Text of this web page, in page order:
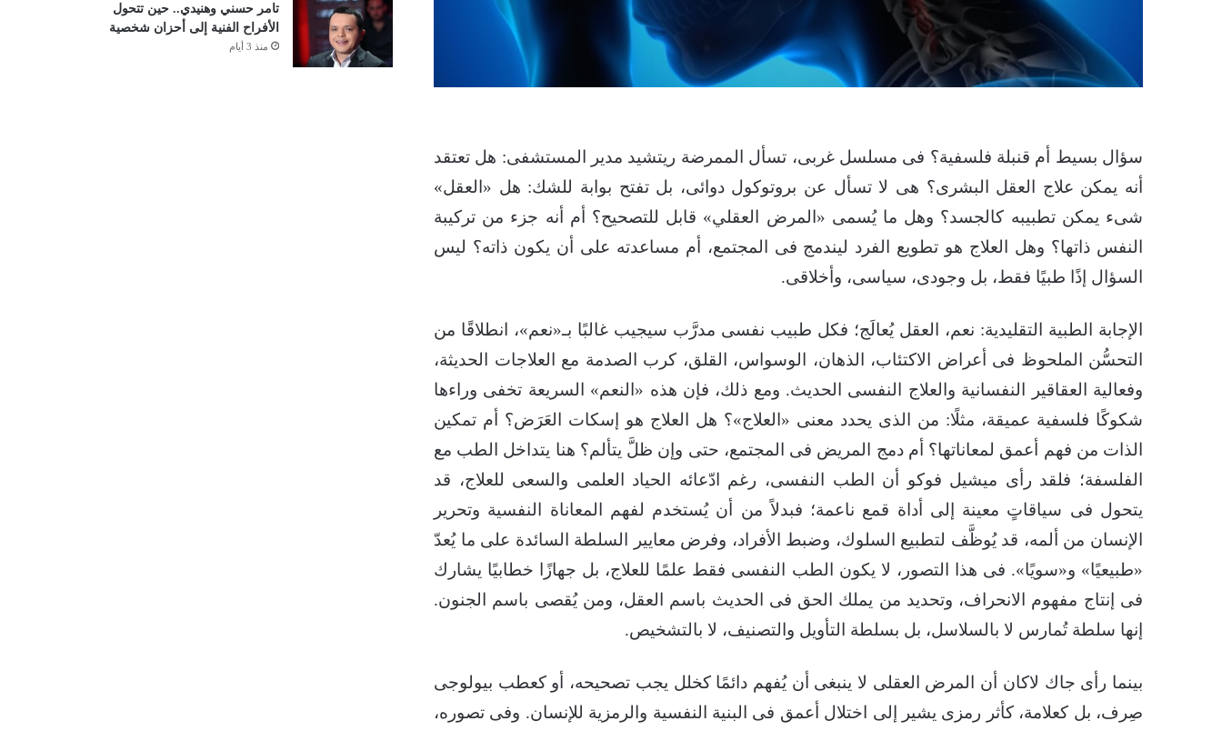
سؤال بسيط أم قنبلة فلسفية؟ فى مسلسل غربى، تسأل الممرضة ريتشيد مدير المستشفى: هل تعتقد
أنه يمكن علاج العقل البشرى؟ هى لا تسأل عن بروتوكول دوائى، بل تفتح بوابة للشك: هل «العقل»
شىء يمكن تطبيبه كالجسد؟ وهل ما يُسمى «المرض العقلي» قابل للتصحيح؟ أم أنه جزء من تركيبة
النفس ذاتها؟ وهل العلاج هو تطويع الفرد ليندمج فى المجتمع، أم مساعدته على أن يكون ذاته؟ ليس
السؤال إذًا طبيًا فقط، بل وجودى، سياسى، وأخلاقى.
الإجابة الطبية التقليدية: نعم، العقل يُعالَج؛ فكل طبيب نفسى مدرَّب سيجيب غالبًا بـ«نعم»، انطلاقًا من
التحسُّن الملحوظ فى أعراض الاكتئاب، الذهان، الوسواس، القلق، كرب الصدمة مع العلاجات الحديثة،
وفعالية العقاقير النفسانية والعلاج النفسى الحديث. ومع ذلك، فإن هذه «النعم» السريعة تخفى وراءها
شكوكًا فلسفية عميقة، مثلًا: من الذى يحدد معنى «العلاج»؟ هل العلاج هو إسكات العَرَض؟ أم تمكين
الذات من فهم أعمق لمعاناتها؟ أم دمج المريض فى المجتمع، حتى وإن ظلَّ يتألم؟ هنا يتداخل الطب مع
الفلسفة؛ فلقد رأى ميشيل فوكو أن الطب النفسى، رغم ادّعائه الحياد العلمى والسعى للعلاج، قد
يتحول فى سياقاتٍ معينة إلى أداة قمع ناعمة؛ فبدلاً من أن يُستخدم لفهم المعاناة النفسية وتحرير
الإنسان من ألمه، قد يُوظَّف لتطبيع السلوك، وضبط الأفراد، وفرض معايير السلطة السائدة على ما يُعدّ
«طبيعيًا» و«سويًا». فى هذا التصور، لا يكون الطب النفسى فقط علمًا للعلاج، بل جهازًا خطابيًا يشارك
فى إنتاج مفهوم الانحراف، وتحديد من يملك الحق فى الحديث باسم العقل، ومن يُقصى باسم الجنون.
إنها سلطة تُمارس لا بالسلاسل، بل بسلطة التأويل والتصنيف، لا بالتشخيص.
بينما رأى جاك لاكان أن المرض العقلى لا ينبغى أن يُفهم دائمًا كخلل يجب تصحيحه، أو كعطب بيولوجى
صِرف، بل كعلامة، كأثر رمزى يشير إلى اختلال أعمق فى البنية النفسية والرمزية للإنسان. وفى تصوره،
تامر حسني وهنيدي.. حين تتحول
الأفراح الفنية إلى أحزان شخصية
منذ 3 أيام